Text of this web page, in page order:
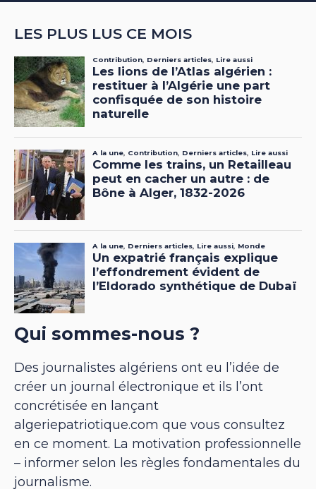
LES PLUS LUS CE MOIS
Qui sommes-nous ?
Des journalistes algériens ont eu l’idée de
créer un journal électronique et ils l’ont
concrétisée en lançant
algeriepatriotique.com que vous consultez
en ce moment. La motivation professionnelle
– informer selon les règles fondamentales du
journalisme.